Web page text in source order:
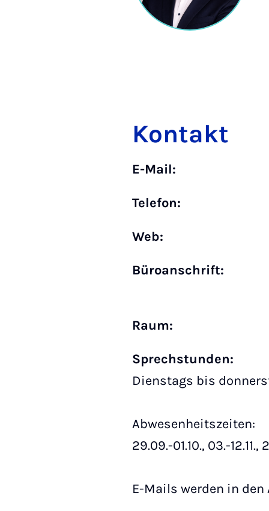
Kontakt
E-Mail:
Telefon:
Web:
Büro­anschrift:
Raum:
Sprechstunden:
Dienstags bis
Abwesenheitszeiten:
29.09.-01.10., 03.-12.11.,
E-Mails werden in